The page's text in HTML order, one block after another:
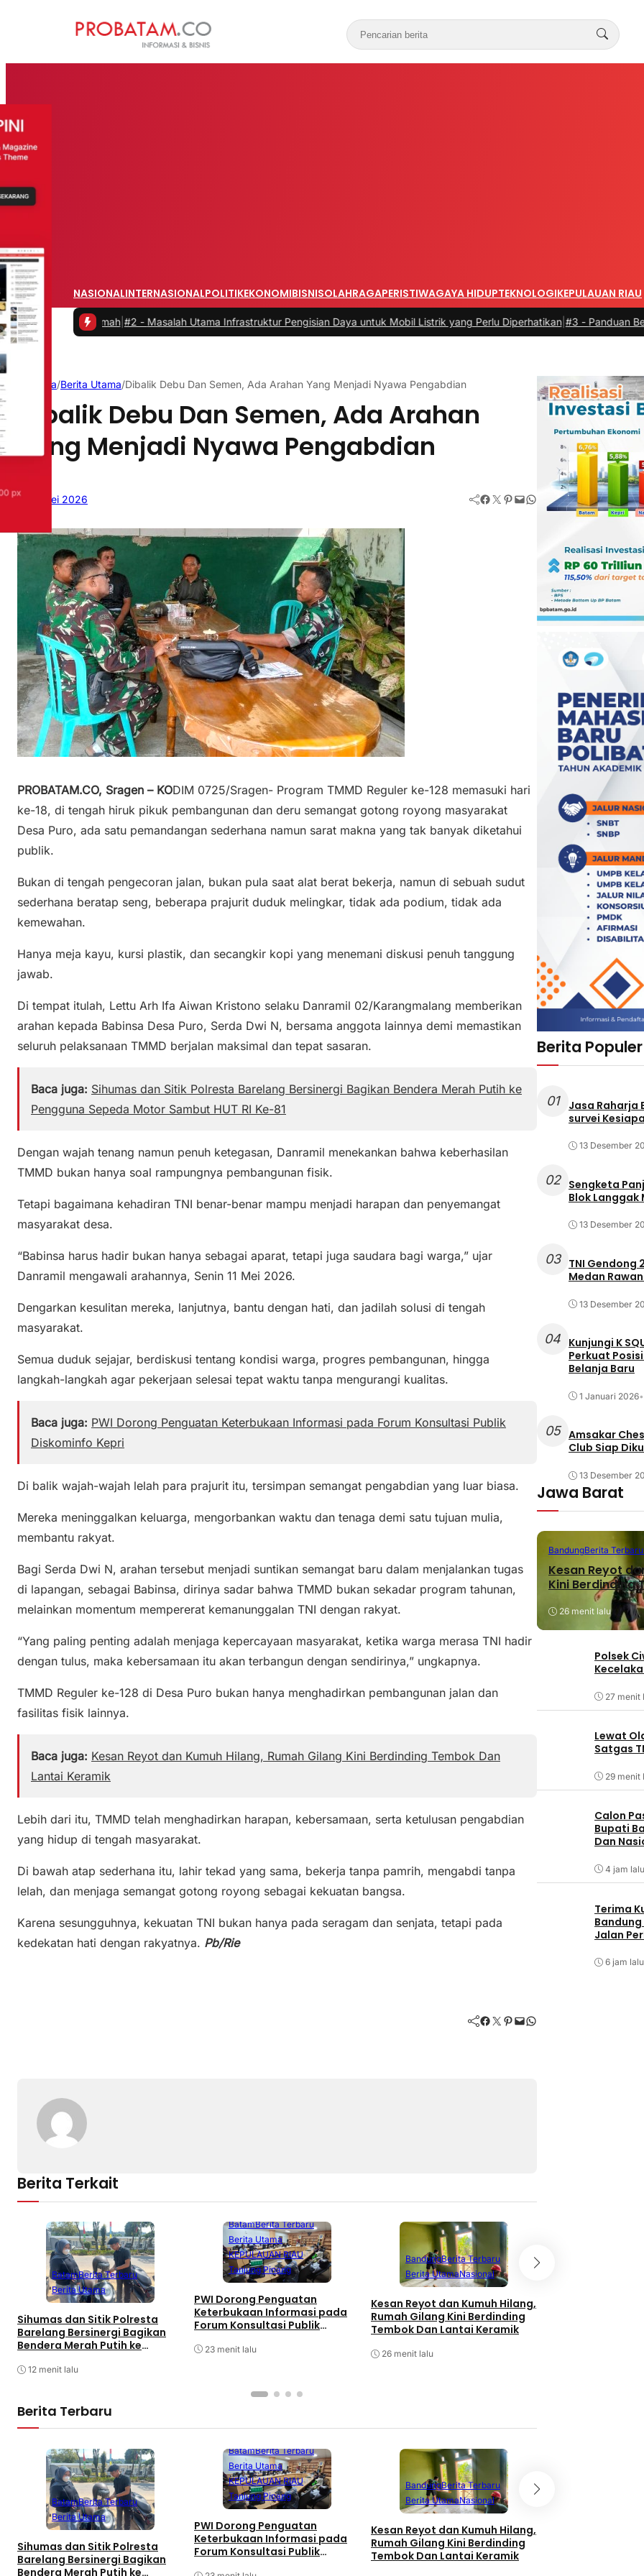
NASIONALINTERNASIONALPOLITIKEKONOMIBISNISOLAHRAGAPERISTIWAGAYA HIDUPTEKNOLOGIKEPULAUAN RIAU
Rumah Masalah Utama Infrastruktur Pengisian Daya untuk Mobil Listrik yang Perlu Diperhatikan|#3 -Panduan Belanja Online
Beranda/Berita Utama/Dibalik Debu Dan Semen, Ada Arahan Yang Menjadi Nyawa Pengabdian
Dibalik Debu Dan Semen, Ada Arahan
Yang Menjadi Nyawa Pengabdian
11 Mei 2026 Facebook Twitter Pinterest Mail WhatsApp
PROBATAM.CO, Sragen – KODIM 0725/Sragen- Program TMMD Reguler ke-128 memasuki hari
ke-18, di tengah hiruk pikuk pembangunan dan deru semangat gotong royong masyarakat
Desa Puro, ada satu pemandangan sederhana namun sarat makna yang tak banyak diketahui
publik.
Bukan di tengah pengecoran jalan, bukan pula saat alat berat bekerja, namun di sebuah sudut
sederhana beratap seng, beberapa prajurit duduk melingkar, tidak ada podium, tidak ada
kemewahan.
Hanya meja kayu, kursi plastik, dan secangkir kopi yang menemani diskusi penuh tanggung
jawab.
Di tempat itulah, Lettu Arh Ifa Aiwan Kristono selaku Danramil 02/Karangmalang memberikan
arahan kepada Babinsa Desa Puro, Serda Dwi N, bersama anggota lainnya demi memastikan
seluruh pelaksanaan TMMD berjalan maksimal dan tepat sasaran.
Baca juga: Sihumas dan Sitik Polresta Barelang Bersinergi Bagikan Bendera Merah Putih ke
Pengguna Sepeda Motor Sambut HUT RI Ke-81
Dengan wajah tenang namun penuh ketegasan, Danramil menekankan bahwa keberhasilan
TMMD bukan hanya soal rampungnya pembangunan fisik.
Tetapi bagaimana kehadiran TNI benar-benar mampu menjadi harapan dan penyemangat
masyarakat desa.
“Babinsa harus hadir bukan hanya sebagai aparat, tetapi juga saudara bagi warga,” ujar
Danramil mengawali arahannya, Senin 11 Mei 2026.
Dengarkan kesulitan mereka, lanjutnya, bantu dengan hati, dan jadilah solusi di tengah
masyarakat.
Semua duduk sejajar, berdiskusi tentang kondisi warga, progres pembangunan, hingga
langkah-langkah agar pekerjaan selesai tepat waktu tanpa mengurangi kualitas.
Baca juga: PWI Dorong Penguatan Keterbukaan Informasi pada Forum Konsultasi Publik
Diskominfo Kepri
Di balik wajah-wajah lelah para prajurit itu, tersimpan semangat pengabdian yang luar biasa.
Mereka meninggalkan keluarga, mengorbankan waktu dan tenaga demi satu tujuan mulia,
membantu rakyat.
Bagi Serda Dwi N, arahan tersebut menjadi suntikan semangat baru dalam menjalankan tugas
di lapangan, sebagai Babinsa, dirinya sadar bahwa TMMD bukan sekadar program tahunan,
melainkan momentum mempererat kemanunggalan TNI dengan rakyat.
“Yang paling penting adalah menjaga kepercayaan masyarakat, ketika warga merasa TNI hadir
dengan tulus, maka kebersamaan itu akan terbangun dengan sendirinya,” ungkapnya.
TMMD Reguler ke-128 di Desa Puro bukan hanya menghadirkan pembangunan jalan dan
fasilitas fisik lainnya.
Baca juga: Kesan Reyot dan Kumuh Hilang, Rumah Gilang Kini Berdinding Tembok Dan
Lantai Keramik
Lebih dari itu, TMMD telah menghadirkan harapan, kebersamaan, serta ketulusan pengabdian
yang hidup di tengah masyarakat.
Di bawah atap sederhana itu, lahir tekad yang sama, bekerja tanpa pamrih, mengabdi tanpa
lelah, dan menjaga semangat gotong royong sebagai kekuatan bangsa.
Karena sesungguhnya, kekuatan TNI bukan hanya pada seragam dan senjata, tetapi pada
kedekatan hati dengan rakyatnya. Pb/Rie
Facebook Twitter Pinterest Mail WhatsApp
Berita Terkait
BatamBerita Terbaru
Berita Utama
Sihumas dan Sitik Polresta
Barelang Bersinergi Bagikan
Bendera Merah Putih ke
Sambut HUT RI Ke-81
12 menit lalu
BatamBerita Terbaru
Berita Utama
KEPULAUAN RIAU
Tanjung Pinang
PWI Dorong Penguatan
Keterbukaan Informasi pada
Forum Konsultasi Publik
23 menit lalu
BandungBerita Terbaru
Berita UtamaNasional
Kesan Reyot dan Kumuh Hilang,
Rumah Gilang Kini Berdinding
Tembok Dan Lantai Keramik
26 menit lalu
Berita Terbaru
BatamBerita Terbaru
Berita Utama
Sihumas dan Sitik Polresta
Barelang Bersinergi Bagikan
Bendera Merah Putih ke
BatamBerita Terbaru
Berita Utama
KEPULAUAN RIAU
Tanjung Pinang
PWI Dorong Penguatan
Keterbukaan Informasi pada
Forum Konsultasi Publik
BandungBerita Terbaru
Berita UtamaNasional
Kesan Reyot dan Kumuh Hilang,
Rumah Gilang Kini Berdinding
Tembok Dan Lantai Keramik
Berita Populer
01
Jasa Raharja
survei
13 Desember
02
Sengketa
Blok Langgak
13 Desember
03
TNI Gendong
Medan
13 Desember
04 Kunjungi K
Perkuat
Belanja Baru
1 Januari 2026•
05 Amsakar
Club Siap
13 Desember
Jawa Barat
BandungBerita Terbaru
Kesan Reyot
Kini Berdinding
26 menit lalu
Polsek
27 menit
Lewat
Satgas
29 menit
Calon
Bupati
Dan
4 jam lalu
Terima
Jalan
6 jam lalu